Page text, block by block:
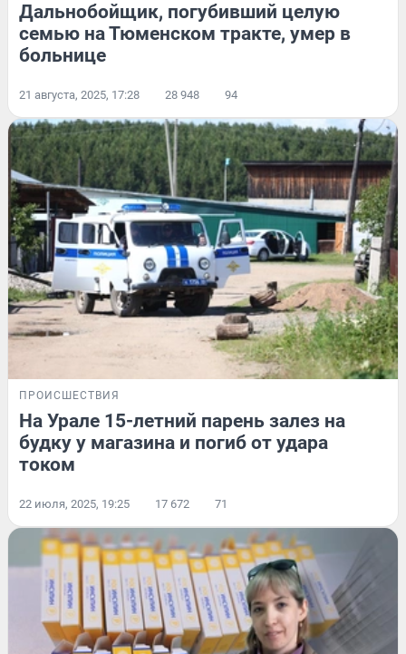
Дальнобойщик, погубивший целую
семью на Тюменском тракте, умер в
больнице
21 августа, 2025, 17:28 28 948 94
ПРОИСШЕСТВИЯ
На Урале 15-летний парень залез на
будку у магазина и погиб от удара
током
22 июля, 2025, 19:25 17 672 71